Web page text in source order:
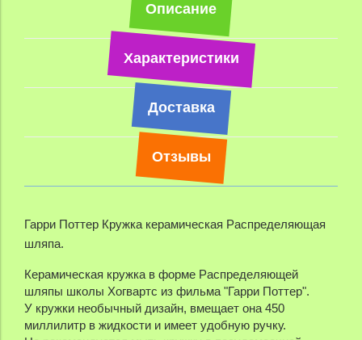
Описание
Характеристики
Доставка
Отзывы
Гарри Поттер Кружка керамическая Распределяющая
шляпа.
Керамическая кружка в форме Распределяющей
шляпы школы Хогвартс из фильма "Гарри Поттер".
У кружки необычный дизайн, вмещает она 450
миллилитр в жидкости и имеет удобную ручку.